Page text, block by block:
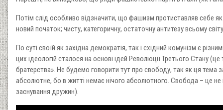
Потім слід особливо відзначити, що фашизм протиставляв себе
новий початок; чисту, категоричну, остаточну антитезу всьому
По суті своїй як західна демократія, так і східний комунізм є
цих ідеологій сталося на основі ідей Революції Третього Стану
братерства». Не будемо говорити тут про свободу, так як ця
абсолютне, бо в житті немає нічого абсолютного. Свобода – це не
заснування дружин).